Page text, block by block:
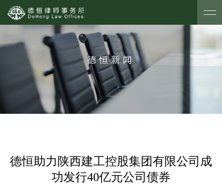
德恒新闻
德恒助力陕西建工控股集团有限公司成
功发行40亿元公司债券